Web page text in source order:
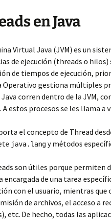
en Java
Virtual Java (JVM) es un
de ejecución (threads o
de tiempos de ejecución,
Operativo gestiona múltiples
corren dentro de la JVM,
estos procesos se les llama a
el concepto de Thread
java.langy métodos
son útiles porque permiten
encargada de una tarea
con el usuario, mientras
de archivos, el acceso a
etc. De hecho, todas las